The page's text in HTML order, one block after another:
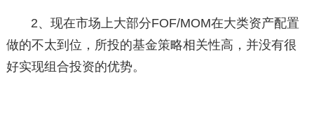
2、现在市场上大部分FOF/MOM在大类资产配置
做的不太到位，所投的基金策略相关性高，并没有很
好实现组合投资的优势。